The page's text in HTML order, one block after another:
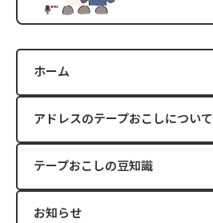
ホーム
アドレスのテープおこしについて
テープおこしの豆知識
お知らせ